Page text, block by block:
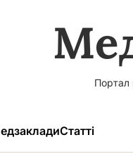
Портал
Статті